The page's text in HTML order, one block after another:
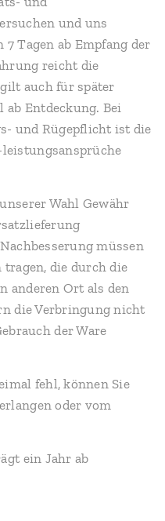
und uns
Tagen ab Empfang der
reicht die
auch für später
ab Entdeckung. Bei
und Rügepflicht ist die
Wahl Gewähr
müssen
die durch die
anderen Ort als den
die Verbringung nicht
der Ware
fehl, können Sie
oder vom
ein Jahr ab